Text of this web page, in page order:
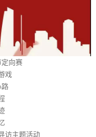
向赛
戏
访主题活动